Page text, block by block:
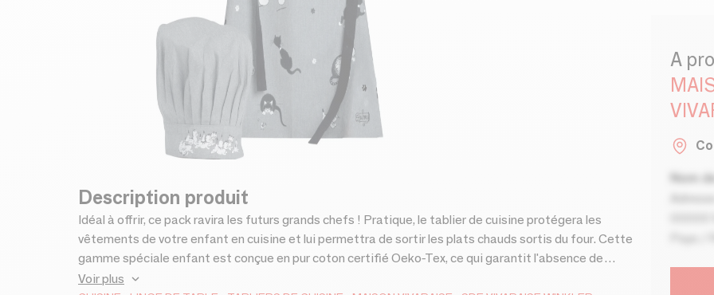
Description produit
Idéal à offrir, ce pack ravira les futurs grands chefs ! Pratique, le tablier de cuisine protégera les
vêtements de votre enfant en cuisine et lui permettra de sortir les plats chauds sortis du four. Cette
gamme spéciale enfant est conçue en pur coton certifié Oeko-Tex, ce qui garantit l'absence de
substance nocive pour la peau et la santé de votre bambin. Avec ses illustrations de chats inspirés des
Voir plus
A
Nom
Pays /